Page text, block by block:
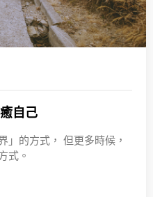
自己
」的方式， 但更多時候，
式。